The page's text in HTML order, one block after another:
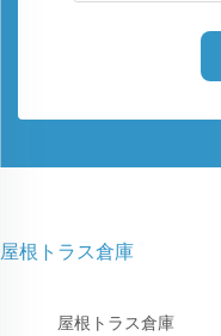
屋根トラス倉庫
屋根トラス倉庫